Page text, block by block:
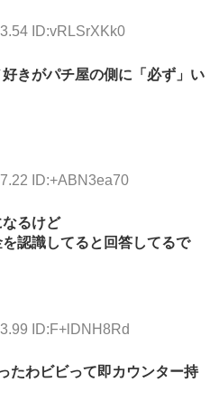
ID:vRLSrXKk0
きがパチ屋の側に「必ず」い
ID:+ABN3ea70
るけど
認識してると回答してるで
ID:F+lDNH8Rd
たわビビって即カウンター持